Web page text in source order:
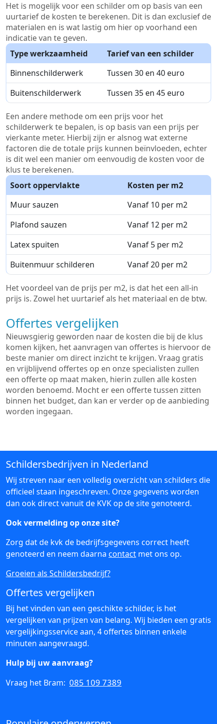
Het is mogelijk voor een schilder om op basis van een
uurtarief de kosten te berekenen. Dit is dan exclusief de
materialen en is wat lastig om hier op voorhand een
indicatie van te geven.
Type werkzaamheid
Tarief van een schilder
Binnenschilderwerk
Tussen 30 en 40 euro
Buitenschilderwerk
Tussen 35 en 45 euro
Een andere methode om een prijs voor het
schilderwerk te bepalen, is op basis van een prijs per
vierkante meter. Hierbij zijn er alsnog wat externe
factoren die de totale prijs kunnen beïnvloeden, echter
is dit wel een manier om eenvoudig de kosten voor de
klus te berekenen.
Soort oppervlakte
Kosten per m2
Muur sauzen
Vanaf 10 per m2
Plafond sauzen
Vanaf 12 per m2
Latex spuiten
Vanaf 5 per m2
Buitenmuur schilderen
Vanaf 20 per m2
Het voordeel van de prijs per m2, is dat het een all-in
prijs is. Zowel het uurtarief als het materiaal en de btw.
Offertes vergelijken
Nieuwsgierig geworden naar de kosten die bij de klus
komen kijken, het aanvragen van offertes is hiervoor de
beste manier om direct inzicht te krijgen. Vraag gratis
en vrijblijvend offertes op en onze specialisten zullen
een offerte op maat maken, hierin zullen alle kosten
worden benoemd. Mocht er een offerte tussen zitten
binnen het budget, dan kan er verder op de aanbieding
worden ingegaan.
Schildersbedrijven in Nederland
Wij streven naar een volledig overzicht van schilders die
officieel staan ingeschreven. Onze gegevens worden
dan ook direct vanuit de KVK op de site genoteerd.
Ook vermelding op onze site?
Zorg dat de kvk de bedrijfsgegevens correct heeft
genoteerd en neem daarna contact met ons op.
Groeien als Schildersbedrijf?
Offertes vergelijken
Bij het vinden van een geschikte schilder, is het
vergelijken van prijzen van belang. Wij bieden een gratis
vergelijkingsservice aan, 4 offertes binnen enkele
minuten aangevraagd.
Hulp bij uw aanvraag?
Vraag het Bram: 085 109 7389